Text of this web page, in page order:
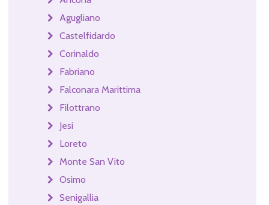
Agugliano
Castelfidardo
Corinaldo
Fabriano
Falconara Marittima
Filottrano
Jesi
Loreto
Monte San Vito
Osimo
Senigallia